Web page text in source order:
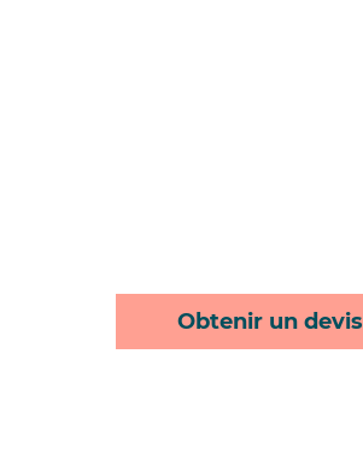
Obtenir un devis